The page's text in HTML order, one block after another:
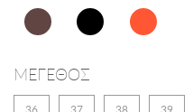
ΜΕΓΕΘΟΣ